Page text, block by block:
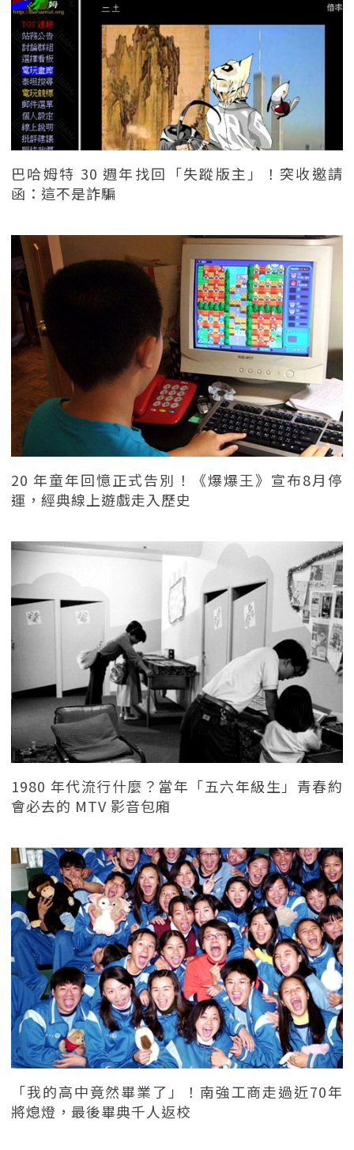
巴哈姆特 30 週年找回「失蹤版主」！突收邀請
函：這不是詐騙
20 年童年回憶正式告別！《爆爆王》宣布8月停
運，經典線上遊戲走入歷史
1980 年代流行什麼？當年「五六年級生」青春約
會必去的 MTV 影音包廂
「我的高中竟然畢業了」！南強工商走過近70年
將熄燈，最後畢典千人返校